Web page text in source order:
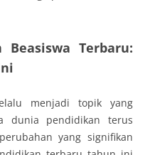
Terbaru:
menjadi topik yang
dunia pendidikan terus
yang signifikan